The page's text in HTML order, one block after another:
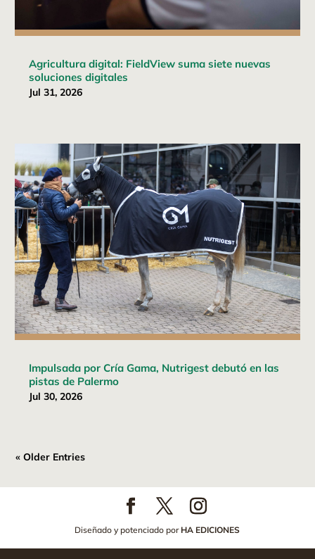
Agricultura digital: FieldView suma siete nuevas
soluciones digitales
Jul 31, 2026
Impulsada por Cría Gama, Nutrigest debutó en las
pistas de Palermo
Jul 30, 2026
« Older Entries
Diseñado y potenciado por HA EDICIONES